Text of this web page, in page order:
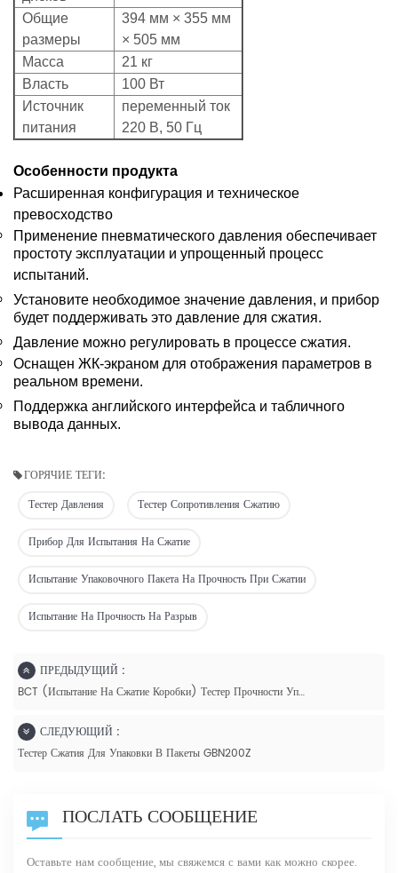
Общие
размеры
394 мм × 355 мм
× 505 мм
Масса
21 кг
Власть
100 Вт
Источник
питания
переменный ток
220 В, 50 Гц
Особенности продукта
Расширенная конфигурация и техническое
превосходство
Применение пневматического давления обеспечивает
простоту эксплуатации и упрощенный процесс
испытаний.
Установите необходимое значение давления, и прибор
будет поддерживать это давление для сжатия.
Давление можно регулировать в процессе сжатия.
Оснащен ЖК-экраном для отображения параметров в
реальном времени.
Поддержка английского интерфейса и табличного
вывода данных.
ГОРЯЧИЕ ТЕГИ:
Тестер Давления
Тестер Сопротивления Сжатию
Прибор Для Испытания На Сжатие
Испытание Упаковочного Пакета На Прочность При Сжатии
Испытание На Прочность На Разрыв
ПРЕДЫДУЩИЙ :
BCT (испытание На Сжатие Коробки) Тестер Прочности Упаковки На Разрыв GBN2000Z
СЛЕДУЮЩИЙ :
Тестер Сжатия Для Упаковки В Пакеты GBN200Z
ПОСЛАТЬ СООБЩЕНИЕ
Оставьте нам сообщение, мы свяжемся с вами как можно скорее.